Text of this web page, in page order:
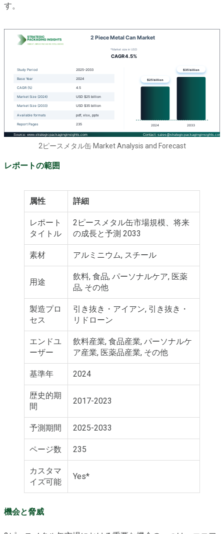
す。
2ピースメタル缶 Market Analysis and Forecast
レポートの範囲
属性 詳細
レポート
タイトル
2ピースメタル缶市場規模、将来
の成長と予測 2033
素材 アルミニウム, スチール
用途
飲料, 食品, パーソナルケア, 医薬
品, その他
製造プロ
セス
引き抜き・アイアン, 引き抜き・
リドローン
エンドユ
ーザー
飲料産業, 食品産業, パーソナルケ
ア産業, 医薬品産業, その他
基準年 2024
歴史的期
間
2017-2023
予測期間 2025-2033
ページ数 235
カスタマ
イズ可能
Yes*
機会と脅威